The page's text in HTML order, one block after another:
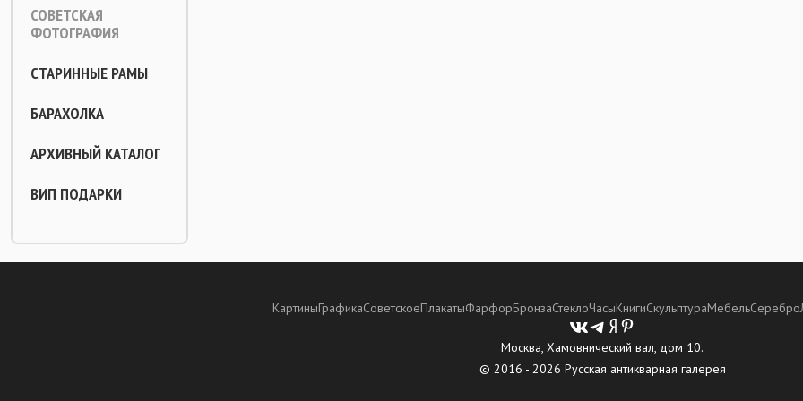
СОВЕТСКАЯ
ФОТОГРАФИЯ
СТАРИННЫЕ РАМЫ
БАРАХОЛКА
АРХИВНЫЙ КАТАЛОГ
ВИП ПОДАРКИ
КартиныГрафикаСоветскоеПлакатыФарфорБронзаСтеклоЧасыКнигиСкульптураМебельСеребро
Москва, Хамовнический вал, дом 10.
© 2016 - 2026 Русская антикварная галерея